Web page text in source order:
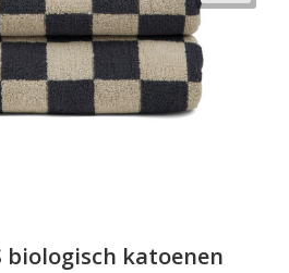
biologisch katoenen